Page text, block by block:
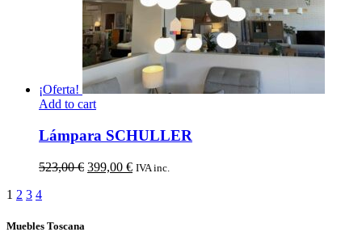
¡Oferta!
Add to cart
Lámpara SCHULLER
523,00€ El
399,00 €ElIVA inc.
1 2 3 4
Muebles Toscana